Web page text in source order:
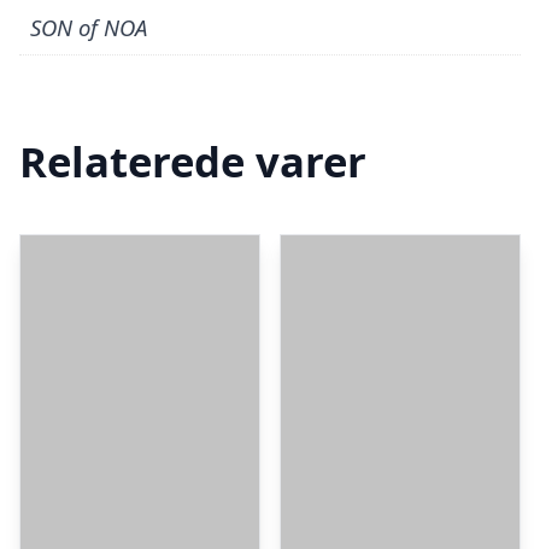
SON of NOA
Relaterede varer